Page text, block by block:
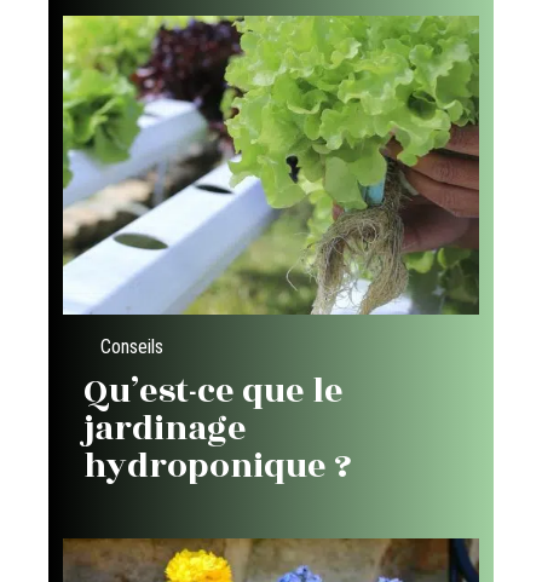
Conseils
Qu’est-ce que le
jardinage
hydroponique ?